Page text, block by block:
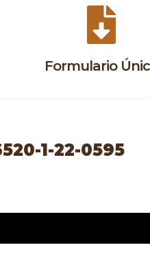
Formulario
1-22-0595